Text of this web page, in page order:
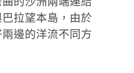
拉望本島，由於
邊的洋流不同方